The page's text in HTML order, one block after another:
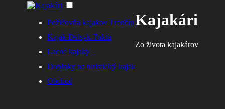
Požičovňa kajakov Trenčín
Kajak Delsyk Tuktu
Lacné kajaky
Doplnky na turistický kajak
Obchod
Kajakári
Zo života kajakárov